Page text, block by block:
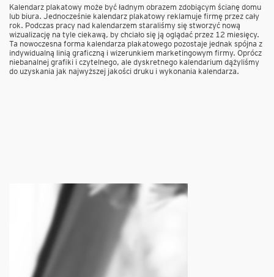
Kalendarz plakatowy może być ładnym obrazem zdobiącym ścianę domu
lub biura. Jednocześnie kalendarz plakatowy reklamuje firmę przez cały
rok. Podczas pracy nad kalendarzem staraliśmy się stworzyć nową
wizualizację na tyle ciekawą, by chciało się ją oglądać przez 12 miesięcy.
Ta nowoczesna forma kalendarza plakatowego pozostaje jednak spójna z
indywidualną linią graficzną i wizerunkiem marketingowym firmy. Oprócz
niebanalnej grafiki i czytelnego, ale dyskretnego kalendarium dążyliśmy
do uzyskania jak najwyższej jakości druku i wykonania kalendarza.